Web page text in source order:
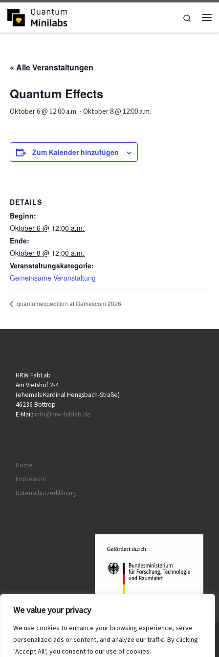
We value your privacy
We use cookies to enhance your browsing experience, serve
personalized ads or content, and analyze our traffic. By clicking
"Accept All", you consent to our use of cookies.
Zum Inhalt springen
Search
« Alle Veranstaltungen
Quantum Effects
Oktober 6 @ 12:00 a.m. - Oktober 8 @ 12:00 a.m.
Zum Kalender hinzufügen
DETAILS
Beginn:
Oktober 6 @ 12:00 a.m.
Ende:
Oktober 8 @ 12:00 a.m.
Veranstaltungskategorie:
Gemeinsame Veranstaltung
quantumexpedition at Gamescom 2026
HRW FabLab
Am Vietshof 2-4
(ehemals Kardinal Hengsbach-Straße)
46236 Bottrop
E-Mail: info@hrw-fablab.de
Home
Impressum
Datenschutzerklärung
© 2026 Quantum MiniLabs – Alle Rechte vorbehalten
Präsentiert vonWP– Entworfen mit demCustomizr-Theme